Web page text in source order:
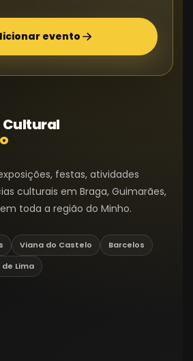
evento
festas, atividades
culturais em Braga, Guimarães,
toda a região do Minho.
Viana do Castelo
Barcelos
Lima